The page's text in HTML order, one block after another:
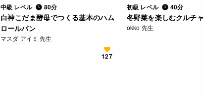
中級 レベル 80分
白神こだま酵母でつくる基本のハム
ロールパン
マスダ アイミ 先生
127
初級 レベル 40分
冬野菜を楽しむクルチャ
okko 先生